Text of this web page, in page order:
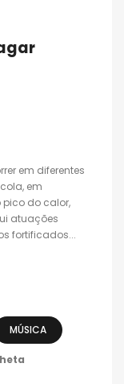
em diferentes
em
pico do calor,
atuações
fortificados...
MÚSICA